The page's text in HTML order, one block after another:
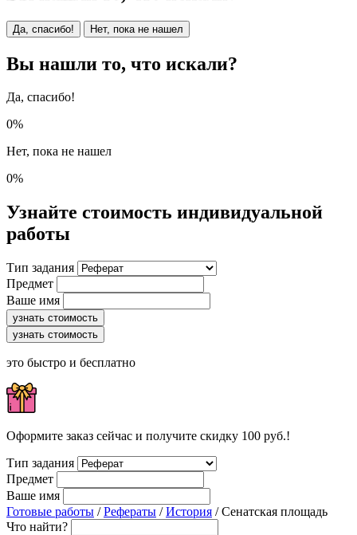
Да, спасибо! Нет, пока не нашел
Вы нашли то, что искали?
Да, спасибо!
0%
Нет, пока не нашел
0%
Узнайте стоимость индивидуальной
работы
Тип задания
Предмет
Ваше имя
узнать стоимость
узнать стоимость
это быстро и бесплатно
Оформите заказ сейчас и получите скидку 100 руб.!
Тип задания
Предмет
Ваше имя
Готовые работы /Рефераты /История / Сенатская площадь
Что найти?